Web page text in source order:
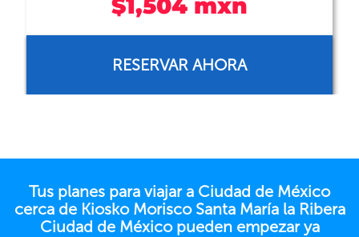
CONSULTA TARIFA
Tus planes para viajar a Ciudad de México
cerca de Kiosko Morisco Santa María la Ribera
Ciudad de México pueden empezar ya